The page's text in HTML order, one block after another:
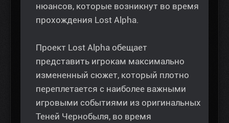
нюансов, которые возникнут во время
прохождения Lost Alpha.
Проект Lost Alpha обещает
представить игрокам максимально
измененный сюжет, который плотно
переплетается с наиболее важными
игровыми событиями из оригинальных
Теней Чернобыля, во время